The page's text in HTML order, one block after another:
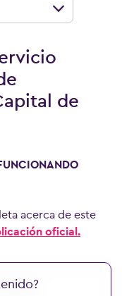
de
acerca de este
oficial.